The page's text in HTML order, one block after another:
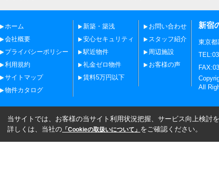
ホーム
会社概要
プライバシーポリシー
利用規約
サイトマップ
物件カタログ
新築・築浅
安心セキュリティ
駅近物件
礼金ゼロ物件
賃料5万円以下
お問い合わせ
スタッフ紹介
周辺施設
お客様の声
新宿
東京都
All
当サイトでは、お客様の当サイト利用状況把握、サービス向上検討
詳しくは、当社の 「Cookieの取扱いについて」 をご確認ください。